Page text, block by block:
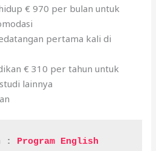
€ 970 per bulan untuk
pertama kali di
€ 310 per tahun untuk
lainnya
: Program English